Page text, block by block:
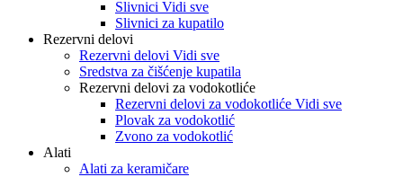
Slivnici Vidi sve
Slivnici za kupatilo
Rezervni delovi
Rezervni delovi Vidi sve
Sredstva za čišćenje kupatila
Rezervni delovi za vodokotliće
Rezervni delovi za vodokotliće Vidi sve
Plovak za vodokotlić
Zvono za vodokotlić
Alati
Alati za keramičare